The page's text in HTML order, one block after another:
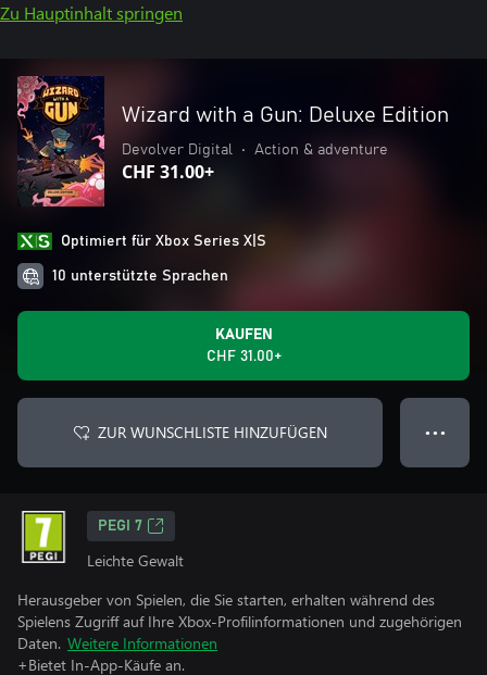
Zu Hauptinhalt springen
Wizard with a Gun: Deluxe Edition
Devolver Digital • Action & adventure
CHF 31.00+
Optimiert für Xbox Series X|S
10 unterstützte Sprachen
KAUFEN
CHF 31.00+
ZUR WUNSCHLISTE HINZUFÜGEN ● ● ●
PEGI 7
Leichte Gewalt
Herausgeber von Spielen, die Sie starten, erhalten während des
Spielens Zugriff auf Ihre Xbox-Profilinformationen und zugehörigen
Daten. Weitere Informationen
+Bietet In-App-Käufe an.